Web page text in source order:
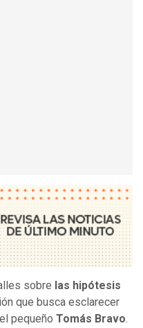
sobre las hipótesis
que busca esclarecer
pequeño Tomás Bravo.